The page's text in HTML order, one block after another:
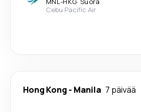
Cebu Pacific Air
Hong Kong- Manila 7 päivää